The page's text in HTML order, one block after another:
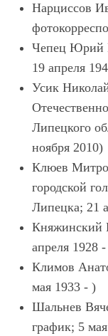
Нарциссов
Чепец Юрий
19 апреля
Усик
Липецкого
ноября 2010)
Клюев
городской
Липецка; 21
Княжинский
апреля 1928
Климов
мая 1933 - )
Шальнев
график; 5